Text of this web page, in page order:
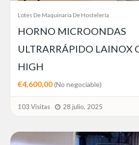
Lotes De Maquinaria De Hostelería
HORNO MICROONDAS
ULTRARRÁPIDO LAINOX
HIGH
€4,600,00(No negociable)
103 Visitas 28 julio, 2025